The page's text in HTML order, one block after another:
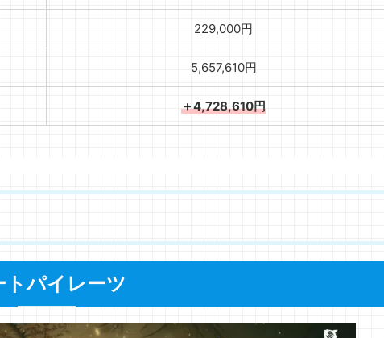
229,000円
5,657,610円
＋4,728,610円
トパイレーツ